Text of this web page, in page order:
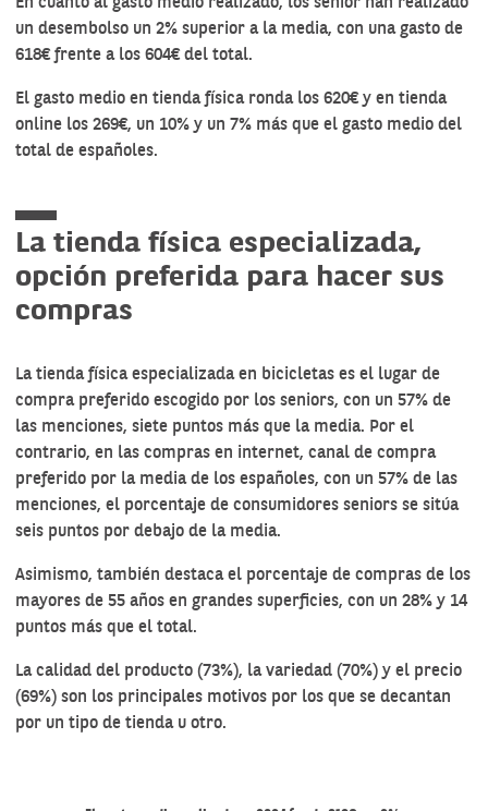
un desembolso un 2% superior a la media, con una gasto de
618€ frente a los 604€ del total.
El gasto medio en tienda física ronda los 620€ y en tienda
online los 269€, un 10% y un 7% más que el gasto medio del
total de españoles.
La tienda física especializada,
opción preferida para hacer sus
compras
La tienda física especializada en bicicletas es el lugar de
compra preferido escogido por los seniors, con un 57% de
las menciones, siete puntos más que la media. Por el
contrario, en las compras en internet, canal de compra
preferido por la media de los españoles, con un 57% de las
menciones, el porcentaje de consumidores seniors se sitúa
seis puntos por debajo de la media.
Asimismo, también destaca el porcentaje de compras de los
mayores de 55 años en grandes superficies, con un 28% y 14
puntos más que el total.
La calidad del producto (73%), la variedad (70%) y el precio
(69%) son los principales motivos por los que se decantan
por un tipo de tienda u otro.